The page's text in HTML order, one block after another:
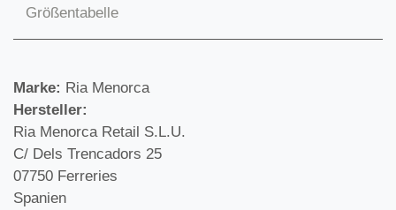
Größentabelle
Marke: Ria Menorca
Hersteller:
Ria Menorca Retail S.L.U.
C/ Dels Trencadors 25
07750 Ferreries
Spanien